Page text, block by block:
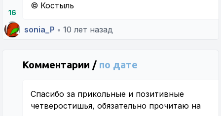
16
© Костыль
sonia_P • 10 лет назад
Комментарии / по дате
Спасибо за прикольные и позитивные
четверостишья, обязательно прочитаю на